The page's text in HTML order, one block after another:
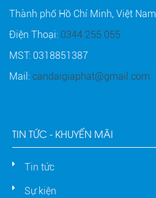
Thành phố Hồ Chí Minh, Việt Nam
Điện Thoại: 0344.255.055
MST: 0318851387
Mail: candaigiaphat@gmail.com
TIN TỨC - KHUYẾN MÃI
Tin tức
Sự kiện